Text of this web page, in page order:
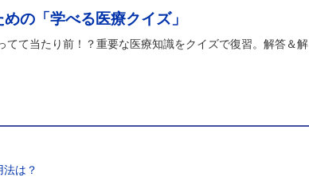
の「学べる医療クイズ」
てて当たり前！？重要な医療知識をクイズで復習。解答＆解
は？